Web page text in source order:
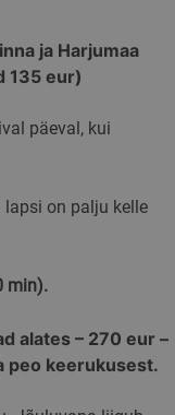
ja Harjumaa
135 eur)
päeval, kui
on palju kelle
min).
alates – 270 eur –
peo keerukusest.